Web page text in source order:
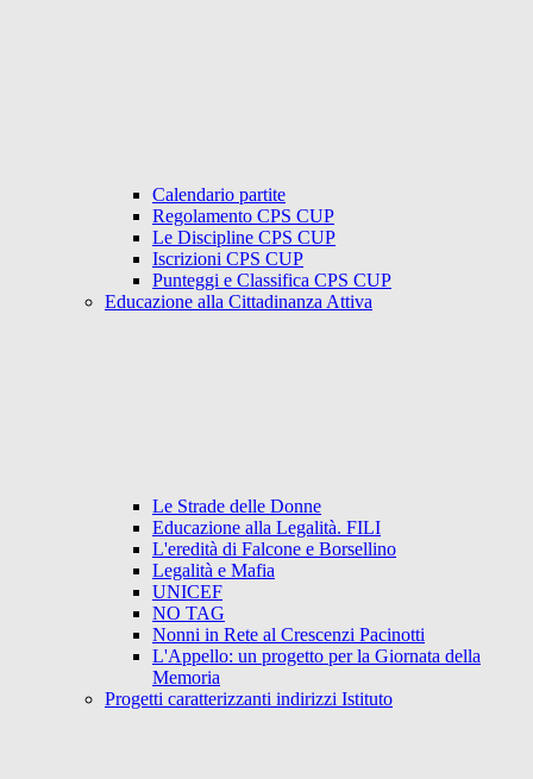
Calendario partite
Regolamento CPS CUP
Le Discipline CPS CUP
Iscrizioni CPS CUP
Punteggi e Classifica CPS CUP
Educazione alla Cittadinanza Attiva
Le Strade delle Donne
Educazione alla Legalità. FILI
L'eredità di Falcone e Borsellino
Legalità e Mafia
UNICEF
NO TAG
Nonni in Rete al Crescenzi Pacinotti
L'Appello: un progetto per la Giornata della
Memoria
Progetti caratterizzanti indirizzi Istituto